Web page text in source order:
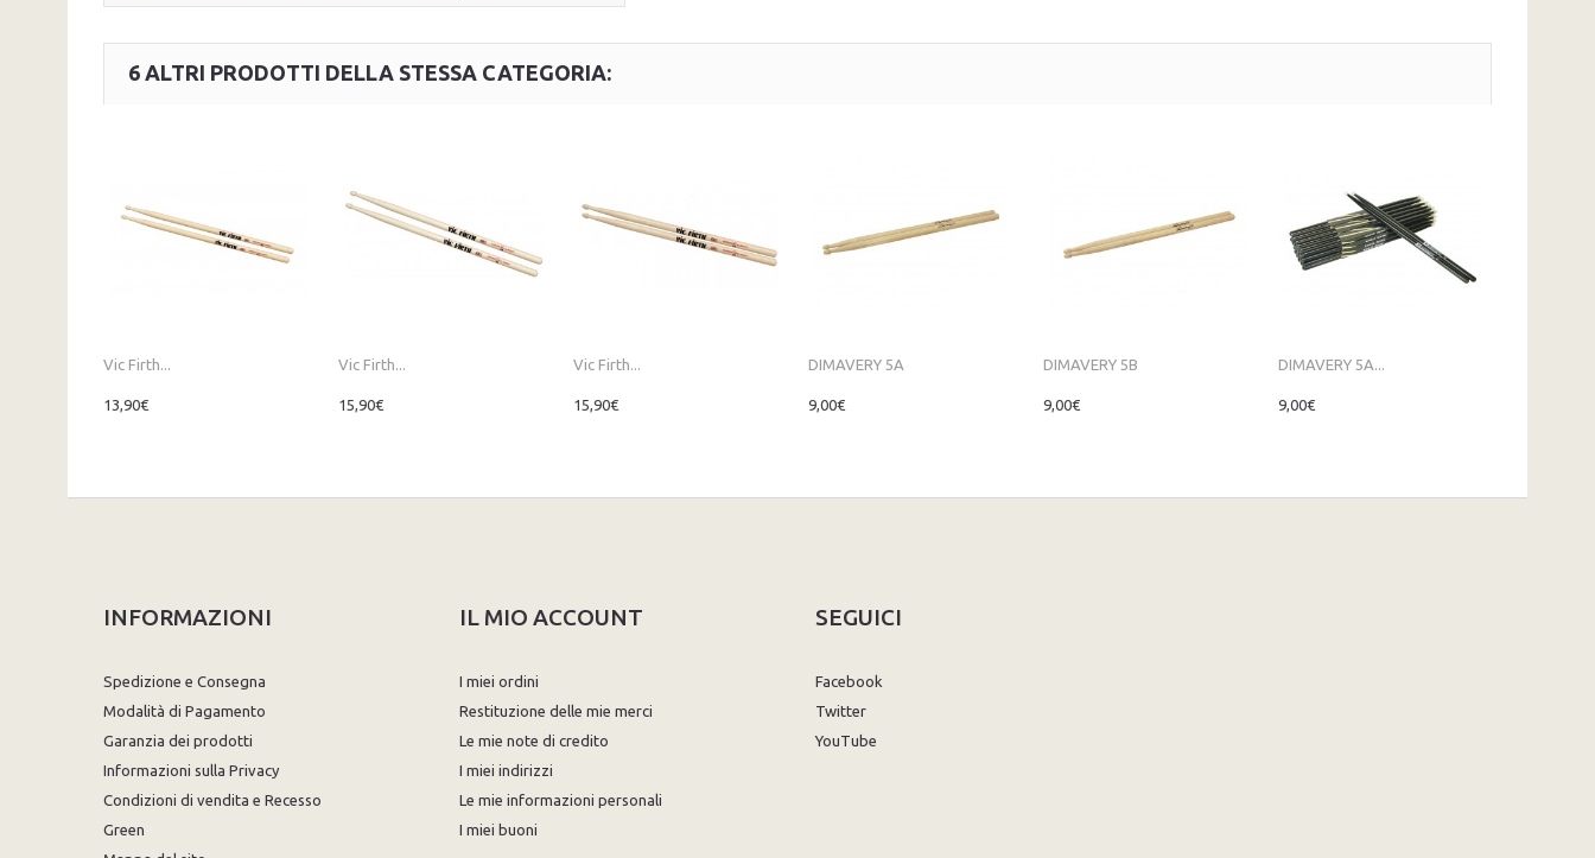
6 ALTRI PRODOTTI DELLA STESSA CATEGORIA:
Vic Firth...
13,90€
Vic Firth...
15,90€
Vic Firth...
15,90€
DIMAVERY 5A
9,00€
DIMAVERY 5B
9,00€
DIMAVERY 5A...
9,00€
INFORMAZIONI
Spedizione e Consegna
Modalità di Pagamento
Garanzia dei prodotti
Informazioni sulla Privacy
Condizioni di vendita e Recesso
Green
IL MIO ACCOUNT
I miei ordini
Restituzione delle mie merci
Le mie note di credito
I miei indirizzi
Le mie informazioni personali
I miei buoni
SEGUICI
Facebook
Twitter
YouTube